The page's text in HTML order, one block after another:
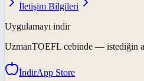
İletişim Bilgileri
Uygulamayı indir
UzmanTOEFL cebinde — istediğin
İndirApp Store